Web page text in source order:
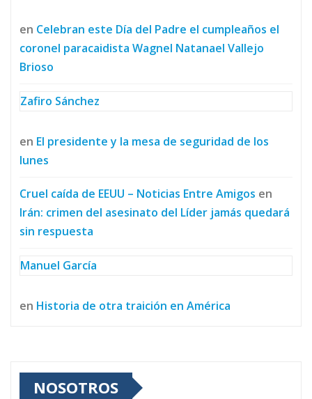
en Celebran este Día del Padre el cumpleaños el
coronel paracaidista Wagnel Natanael Vallejo
Brioso
Zafiro Sánchez
en El presidente y la mesa de seguridad de los
lunes
Cruel caída de EEUU – Noticias Entre Amigos en
Irán: crimen del asesinato del Líder jamás quedará
sin respuesta
Manuel García
en Historia de otra traición en América
NOSOTROS